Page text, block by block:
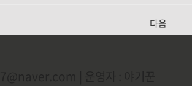
카드로 수납 후 요금에서 청구
드: 청구된 통신 요금에서 할인
다음